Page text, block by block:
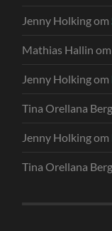
Jenny Holkingom
Mathias Hallin om
Jenny Holkingom
Tina Orellana
Jenny Holkingom
Tina Orellana